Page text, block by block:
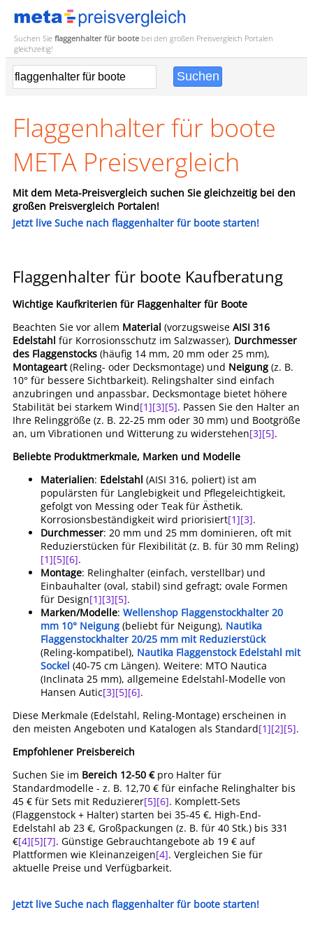
Suchen Sie flaggenhalter für boote bei den großen Preisvergleich Portalen
gleichzeitig!
Flaggenhalter für boote
META Preisvergleich
Mit dem Meta-Preisvergleich suchen Sie gleichzeitig bei den
großen Preisvergleich Portalen!
Jetzt live Suche nach flaggenhalter für boote starten!
Flaggenhalter für boote Kaufberatung
Wichtige Kaufkriterien für Flaggenhalter für Boote
Beachten Sie vor allem Material (vorzugsweise AISI 316
Edelstahl für Korrosionsschutz im Salzwasser), Durchmesser
des Flaggenstocks (häufig 14 mm, 20 mm oder 25 mm),
Montageart(Reling- oder Decksmontage) und Neigung (z. B.
10° für bessere Sichtbarkeit). Relingshalter sind einfach
anzubringen und anpassbar, Decksmontage bietet höhere
Stabilität bei starkem Wind[1][3][5]. Passen Sie den Halter an
Ihre Relinggröße (z. B. 22-25 mm oder 30 mm) und Bootgröße
an, um Vibrationen und Witterung zu widerstehen[3][5].
Beliebte Produktmerkmale, Marken und Modelle
Materialien: Edelstahl (AISI 316, poliert) ist am
populärsten für Langlebigkeit und Pflegeleichtigkeit,
gefolgt von Messing oder Teak für Ästhetik.
Korrosionsbeständigkeit wird priorisiert[1][3].
Durchmesser: 20 mm und 25 mm dominieren, oft mit
Reduzierstücken für Flexibilität (z. B. für 30 mm Reling)
[1][5][6].
Montage: Relinghalter (einfach, verstellbar) und
Einbauhalter (oval, stabil) sind gefragt; ovale Formen
für Design[1][3][5].
Marken/Modelle: Wellenshop Flaggenstockhalter 20
mm 10° Neigung (beliebt für Neigung), Nautika
Flaggenstockhalter 20/25 mm mit Reduzierstück
(Reling-kompatibel), Nautika Flaggenstock Edelstahl mit
Sockel (40-75 cm Längen). Weitere: MTO Nautica
(Inclinata 25 mm), allgemeine Edelstahl-Modelle von
Hansen Autic[3][5][6].
Diese Merkmale (Edelstahl, Reling-Montage) erscheinen in
den meisten Angeboten und Katalogen als Standard[1][2][5].
Empfohlener Preisbereich
Suchen Sie im Bereich 12-50 €pro Halter für
Standardmodelle - z. B. 12,70 € für einfache Relinghalter bis
45 € für Sets mit Reduzierer[5][6]. Komplett-Sets
(Flaggenstock + Halter) starten bei 35-45 €, High-End-
Edelstahl ab 23 €, Großpackungen (z. B. für 40 Stk.) bis 331
€[4][5][7]. Günstige Gebrauchtangebote ab 19 € auf
Plattformen wie Kleinanzeigen[4]. Vergleichen Sie für
aktuelle Preise und Verfügbarkeit.
Jetzt live Suche nach flaggenhalter für boote starten!